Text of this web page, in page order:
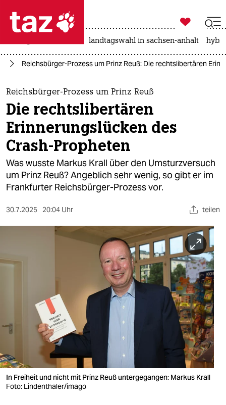
 taz zahl ich
taz zahl ich
themen
politik
öko
gesellschaft
kultur
sport
berlin
veranstaltungen
shop
fragen & hilfe

taz zahl ich
landtagswahl in sachsen-anhalt
Reichsbürger-Prozess um Prinz Reuß: Die rechtslibertären
Reichsbürger-Prozess um Prinz Reuß
Die rechtslibertären
Erinnerungs­lücken des
Crash-Propheten
Was wusste Markus Krall über den Umsturzversuch
um Prinz Reuß? Angeblich sehr wenig, so gibt er im
Frankfurter Reichsbürger-Prozess vor.
30.7.2025 20:04 Uhr teilen
In Freiheit und nicht mit Prinz Reuß untergegangen: Markus Krall
Foto: Lindenthaler/imago